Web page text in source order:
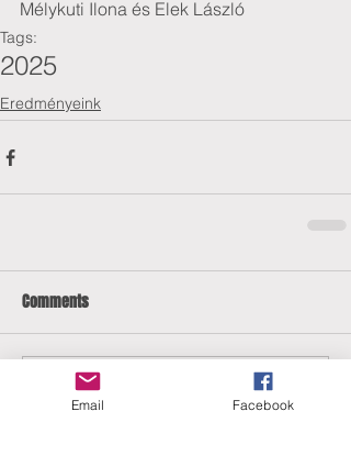
Mélykuti Ilona és Elek László
Tags:
2025
Eredményeink
Comments
Write a comment...
Email Facebook